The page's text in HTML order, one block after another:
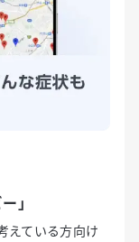
」
えている方向け